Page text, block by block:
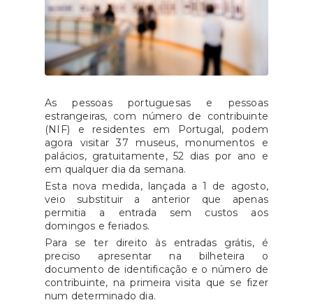
As pessoas portuguesas e pessoas
estrangeiras, com número de contribuinte
(NIF) e residentes em Portugal, podem
agora visitar 37 museus, monumentos e
palácios, gratuitamente, 52 dias por ano e
em qualquer dia da semana.
Esta nova medida, lançada a 1 de agosto,
veio substituir a anterior que apenas
permitia a entrada sem custos aos
domingos e feriados.
Para se ter direito às entradas grátis, é
preciso apresentar na bilheteira o
documento de identificação e o número de
contribuinte, na primeira visita que se fizer
num determinado dia.